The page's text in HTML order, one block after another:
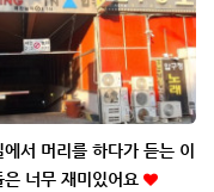
에서 머리를 하다가 듣는 이
은 너무 재미있어요